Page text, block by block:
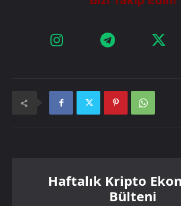
Haftalık Kripto
Bülteni